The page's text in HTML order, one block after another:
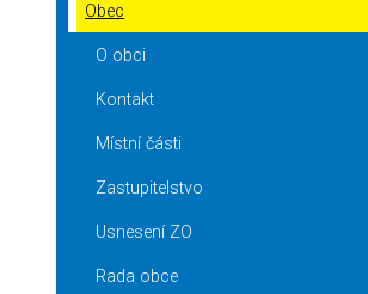
Obec
O obci
Kontakt
Místní části
Zastupitelstvo
Usnesení ZO
Rada obce